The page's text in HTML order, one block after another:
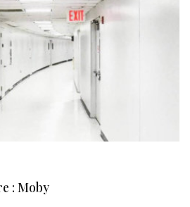
: Moby